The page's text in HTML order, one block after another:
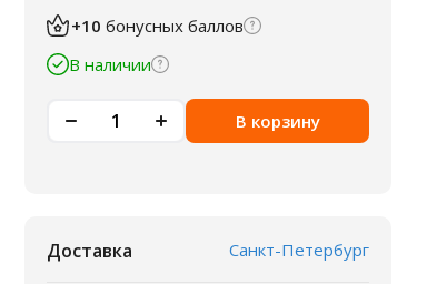
+10 бонусных баллов
В наличии
В корзину
Доставка Санкт-Петербург